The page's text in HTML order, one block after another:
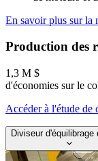
En savoir plus sur la
Production des
1,3 M $
d'économies sur le
Accéder à l'étude de
Diviseur d'équilibrage